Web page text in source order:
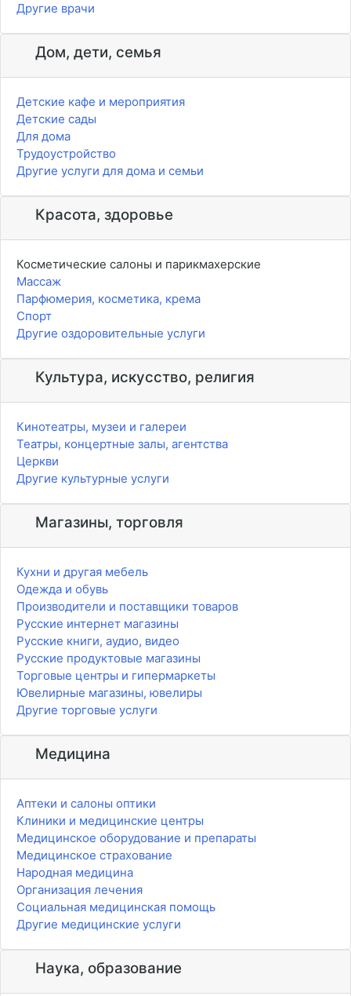
Другие врачи
Дом, дети, семья
Детские кафе и мероприятия
Детские сады
Для дома
Трудоустройство
Другие услуги для дома и семьи
Красота, здоровье
Косметические салоны и парикмахерские
Массаж
Парфюмерия, косметика, крема
Спорт
Другие оздоровительные услуги
Культура, искусство, религия
Кинотеатры, музеи и галереи
Театры, концертные залы, агентства
Церкви
Другие культурные услуги
Магазины, торговля
Кухни и другая мебель
Одежда и обувь
Производители и поставщики товаров
Русские интернет магазины
Русские книги, аудио, видео
Русские продуктовые магазины
Торговые центры и гипермаркеты
Ювелирные магазины, ювелиры
Другие торговые услуги
Медицина
Аптеки и салоны оптики
Клиники и медицинские центры
Медицинское оборудование и препараты
Медицинское страхование
Народная медицина
Организация лечения
Социальная медицинская помощь
Другие медицинские услуги
Наука, образование